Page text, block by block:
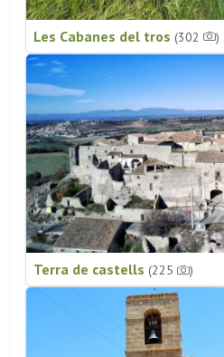
Les Cabanes del tros (302 )
Terra de castells (225 )